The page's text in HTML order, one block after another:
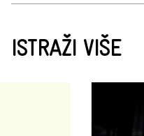
ISTRAŽI VIŠE